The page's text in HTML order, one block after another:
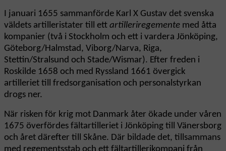
I januari 1655 sammanförde Karl X Gustav det svenska
väldets artilleristater till ett artilleriregemente med åtta
kompanier (två i Stockholm och ett i vardera Jönköping,
Göteborg/Halmstad, Viborg/Narva, Riga,
Stettin/Stralsund och Stade/Wismar). Efter freden i
Roskilde 1658 och med Ryssland 1661 övergick
artilleriet till fredsorganisation och personalstyrkan
drogs ner.
När risken för krig mot Danmark åter ökade under våren
1675 överfördes fältartilleriet i Jönköping till Vänersborg
och året därefter till Skåne. Där bildade det, tillsammans